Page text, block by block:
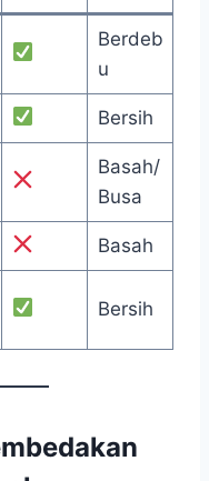
Berdeb
u
Bersih
Basah/
Busa
Basah
Bersih